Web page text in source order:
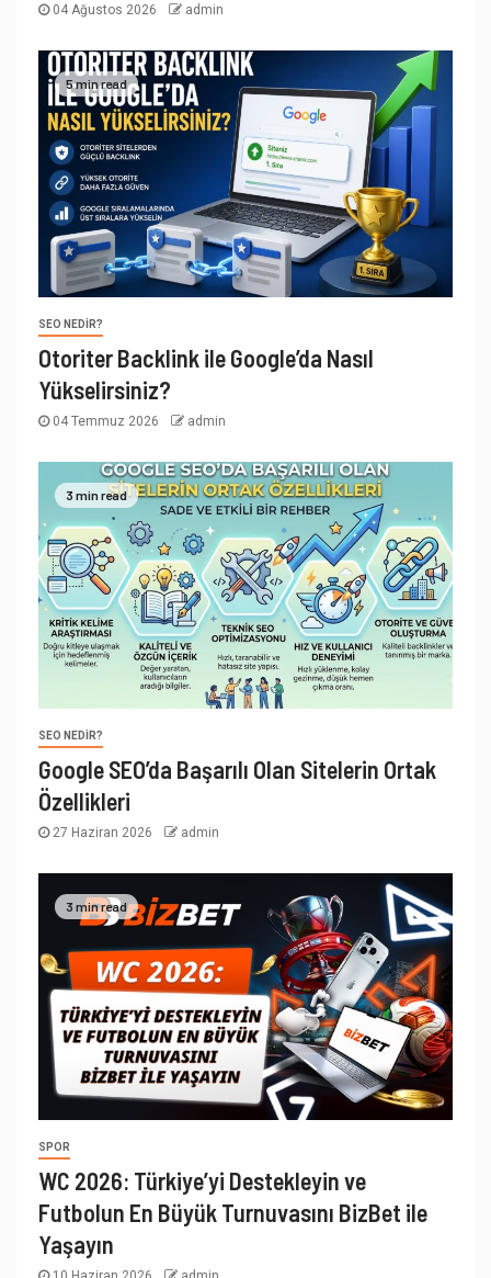
04 Ağustos 2026 admin
5 min read
SEO NEDIR?
Otoriter Backlink ile Google’da Nasıl
Yükselirsiniz?
04 Temmuz 2026 admin
3 min read
SEO NEDIR?
Google SEO’da Başarılı Olan Sitelerin Ortak
Özellikleri
27 Haziran 2026 admin
3 min read
SPOR
WC 2026: Türkiye’yi Destekleyin ve
Futbolun En Büyük Turnuvasını BizBet ile
Yaşayın